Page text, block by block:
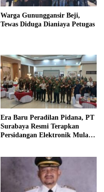
Warga Gununggansir Beji,
Tewas Diduga Dianiaya Petugas
Era Baru Peradilan Pidana, PT
Surabaya Resmi Terapkan
Persidangan Elektronik Mulai 1